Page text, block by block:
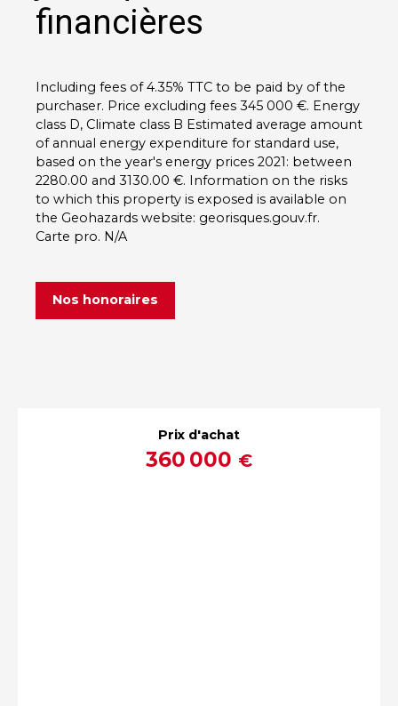
financières
Including fees of 4.35% TTC to be paid by of the
purchaser. Price excluding fees 345 000 €. Energy
class D, Climate class B Estimated average amount
of annual energy expenditure for standard use,
based on the year's energy prices 2021: between
2280.00 and 3130.00 €. Information on the risks
to which this property is exposed is available on
the Geohazards website: georisques.gouv.fr.
Carte pro. N/A
Nos honoraires
Prix d'achat
360 000 €